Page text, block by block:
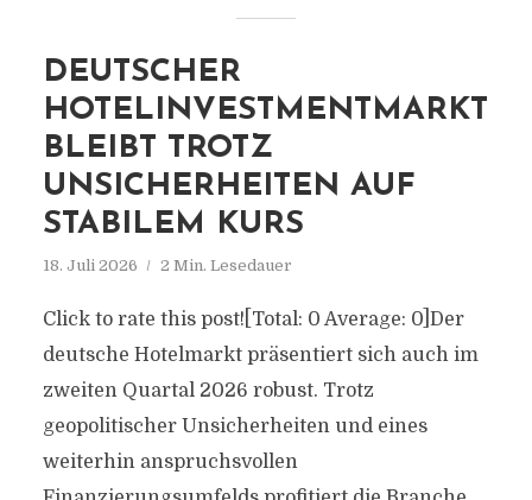
DEUTSCHER
HOTELINVESTMENTMARKT
BLEIBT TROTZ
UNSICHERHEITEN AUF
STABILEM KURS
18. Juli 2026 2 Min. Lesedauer
Click to rate this post![Total: 0 Average: 0]Der
deutsche Hotelmarkt präsentiert sich auch im
zweiten Quartal 2026 robust. Trotz
geopolitischer Unsicherheiten und eines
weiterhin anspruchsvollen